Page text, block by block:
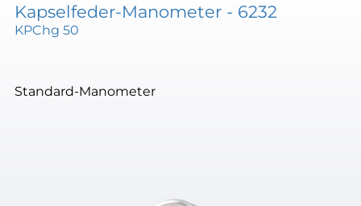
Kapselfeder-Manometer - 6232
KPChg 50
Standard-Manometer